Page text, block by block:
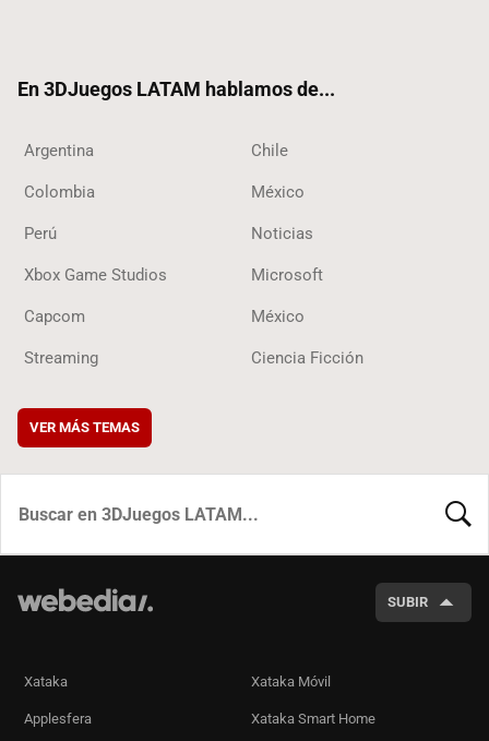
En 3DJuegos LATAM hablamos de...
Argentina Chile
Colombia México
Perú Noticias
Xbox Game Studios Microsoft
Capcom México
Streaming Ciencia Ficción
VER MÁS TEMAS
SUBIR
Xataka Xataka Móvil
Applesfera Xataka Smart Home